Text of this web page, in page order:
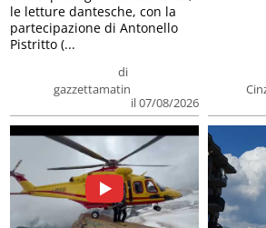
di
gazzettamatin
il 07/08/2026
le letture dantesche, con la
partecipazione di Antonello
Pistritto (...